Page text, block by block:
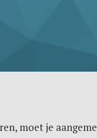
moet je